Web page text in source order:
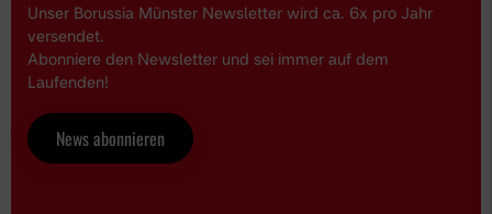
Unser Borussia Münster Newsletter wird ca. 6x pro Jahr
versendet.
Abonniere den Newsletter und sei immer auf dem
Laufenden!
News abonnieren